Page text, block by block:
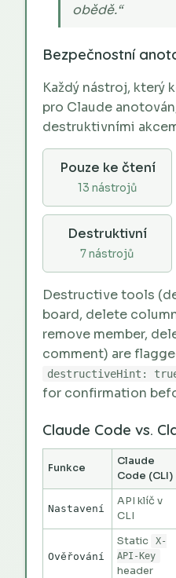
obědě.“
Bezpečnostní
Každý nástroj, který
pro Claude
destruktivními
Pouze ke čtení
13 nástrojů
Destruktivní
7 nástrojů
Destructive tools
board, delete
remove member,
comment) are
destructiveHint:
for confirmation
Claude Code vs.
Funkce
Claude
Code (CLI)
Nastavení
API klíč v
CLI
Ověřování
Static
X-
API-Key
header